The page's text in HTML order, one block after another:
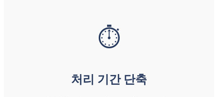
⏱️
처리 기간 단축